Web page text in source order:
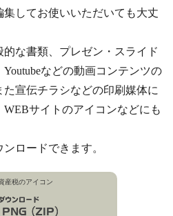
してお使いいただいても大丈
な書類、プレゼン・スライド
などの動画コンテンツの
宣伝チラシなどの印刷媒体に
サイトのアイコンなどにも
ロードできます。
産税のアイコン